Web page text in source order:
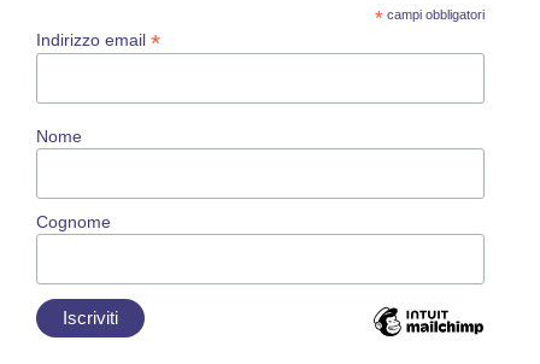
* campi obbligatori
Indirizzo email *
Nome
Cognome